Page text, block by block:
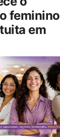
feminino
em